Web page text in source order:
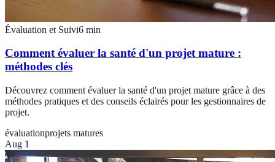
Évaluation et Suivi6 min
Comment évaluer la santé d'un projet mature :
méthodes clés
Découvrez comment évaluer la santé d'un projet mature grâce à des
méthodes pratiques et des conseils éclairés pour les gestionnaires de
projet.
évaluationprojets matures
Aug 1